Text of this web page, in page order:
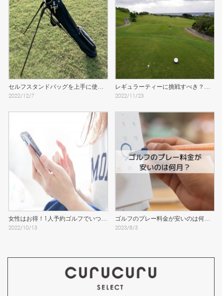
セルフスタンドバッグを上手に使う
ために知っておきたい注意点
2022/12/7
レギュラーティーに挑戦すべき？女
子のティーグラウンド問題
2022/11/23
女性はお得！1人予約ゴルフでいつで
もラウンド！
2022/10/13
ゴルフのプレー料金が安いのは何
月？
2023/8/3